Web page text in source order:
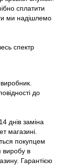
сплатити
ми надішлемо
спектр
до
днів заміна
магазині.
покупцем
виробу в
Гарантією